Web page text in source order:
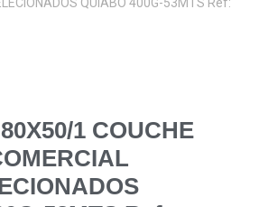
QUIABO 400G-53MTS Ref:
1 COUCHE